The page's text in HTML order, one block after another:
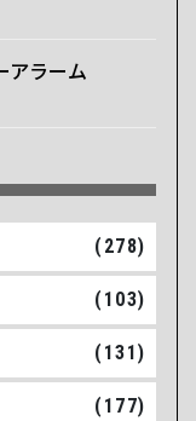
アラーム
(278)
(103)
(131)
(177)